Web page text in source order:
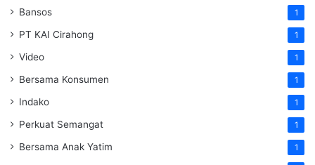
Bansos 1
PT KAI Cirahong 1
Video 1
Bersama Konsumen 1
Indako 1
Perkuat Semangat 1
Bersama Anak Yatim 1